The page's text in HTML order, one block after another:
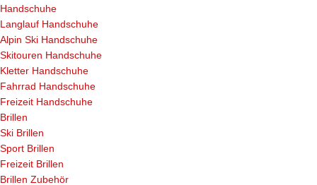
Handschuhe
Langlauf Handschuhe
Alpin Ski Handschuhe
Skitouren Handschuhe
Kletter Handschuhe
Fahrrad Handschuhe
Freizeit Handschuhe
Brillen
Ski Brillen
Sport Brillen
Freizeit Brillen
Brillen Zubehör